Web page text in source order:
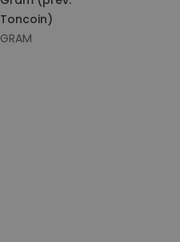
Toncoin)
GRAM